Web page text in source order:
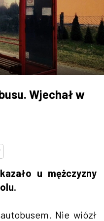
Wjechał w
u mężczyzny
Nie wiózł